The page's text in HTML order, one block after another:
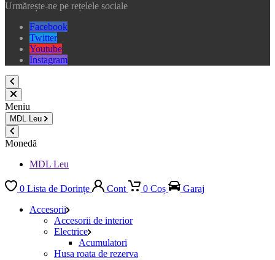
Urmărește-ne pe rețelele sociale
Facebook
Twitter
Youtube
Instagram
Meniu
MDL Leu
Monedă
MDL Leu
0 Lista de Dorințe Cont 0 Coș
Garaj
Accesorii
Accesorii de interior
Electrice
Acumulatori
Husa roata de rezerva